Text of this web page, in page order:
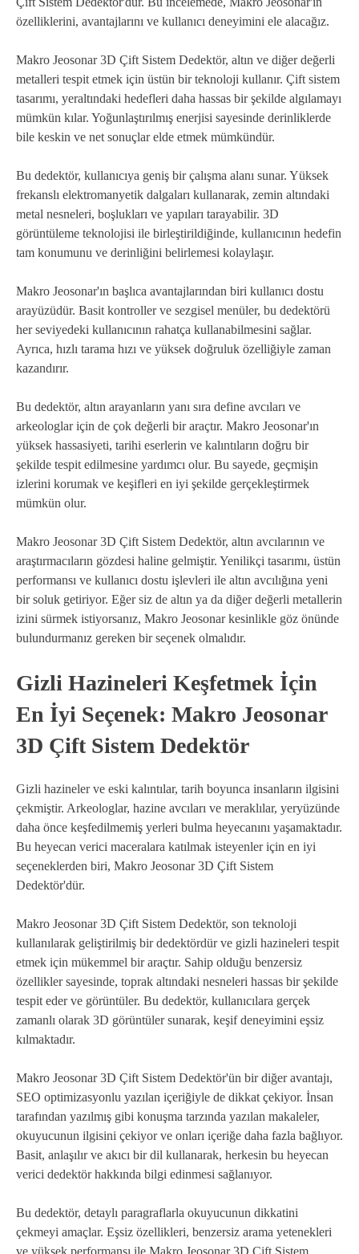
özelliklerini, avantajlarını ve kullanıcı deneyimini ele alacağız.
Makro Jeosonar 3D Çift Sistem Dedektör, altın ve diğer değerli
metalleri tespit etmek için üstün bir teknoloji kullanır. Çift sistem
tasarımı, yeraltındaki hedefleri daha hassas bir şekilde algılamayı
mümkün kılar. Yoğunlaştırılmış enerjisi sayesinde derinliklerde
bile keskin ve net sonuçlar elde etmek mümkündür.
Bu dedektör, kullanıcıya geniş bir çalışma alanı sunar. Yüksek
frekanslı elektromanyetik dalgaları kullanarak, zemin altındaki
metal nesneleri, boşlukları ve yapıları tarayabilir. 3D
görüntüleme teknolojisi ile birleştirildiğinde, kullanıcının hedefin
tam konumunu ve derinliğini belirlemesi kolaylaşır.
Makro Jeosonar'ın başlıca avantajlarından biri kullanıcı dostu
arayüzüdür. Basit kontroller ve sezgisel menüler, bu dedektörü
her seviyedeki kullanıcının rahatça kullanabilmesini sağlar.
Ayrıca, hızlı tarama hızı ve yüksek doğruluk özelliğiyle zaman
kazandırır.
Bu dedektör, altın arayanların yanı sıra define avcıları ve
arkeologlar için de çok değerli bir araçtır. Makro Jeosonar'ın
yüksek hassasiyeti, tarihi eserlerin ve kalıntıların doğru bir
şekilde tespit edilmesine yardımcı olur. Bu sayede, geçmişin
izlerini korumak ve keşifleri en iyi şekilde gerçekleştirmek
mümkün olur.
Makro Jeosonar 3D Çift Sistem Dedektör, altın avcılarının ve
araştırmacıların gözdesi haline gelmiştir. Yenilikçi tasarımı, üstün
performansı ve kullanıcı dostu işlevleri ile altın avcılığına yeni
bir soluk getiriyor. Eğer siz de altın ya da diğer değerli metallerin
izini sürmek istiyorsanız, Makro Jeosonar kesinlikle göz önünde
bulundurmanız gereken bir seçenek olmalıdır.
Gizli Hazineleri Keşfetmek İçin
En İyi Seçenek: Makro Jeosonar
3D Çift Sistem Dedektör
Gizli hazineler ve eski kalıntılar, tarih boyunca insanların ilgisini
çekmiştir. Arkeologlar, hazine avcıları ve meraklılar, yeryüzünde
daha önce keşfedilmemiş yerleri bulma heyecanını yaşamaktadır.
Bu heyecan verici maceralara katılmak isteyenler için en iyi
seçeneklerden biri, Makro Jeosonar 3D Çift Sistem
Dedektör'dür.
Makro Jeosonar 3D Çift Sistem Dedektör, son teknoloji
kullanılarak geliştirilmiş bir dedektördür ve gizli hazineleri tespit
etmek için mükemmel bir araçtır. Sahip olduğu benzersiz
özellikler sayesinde, toprak altındaki nesneleri hassas bir şekilde
tespit eder ve görüntüler. Bu dedektör, kullanıcılara gerçek
zamanlı olarak 3D görüntüler sunarak, keşif deneyimini eşsiz
kılmaktadır.
Makro Jeosonar 3D Çift Sistem Dedektör'ün bir diğer avantajı,
SEO optimizasyonlu yazılan içeriğiyle de dikkat çekiyor. İnsan
tarafından yazılmış gibi konuşma tarzında yazılan makaleler,
okuyucunun ilgisini çekiyor ve onları içeriğe daha fazla bağlıyor.
Basit, anlaşılır ve akıcı bir dil kullanarak, herkesin bu heyecan
verici dedektör hakkında bilgi edinmesi sağlanıyor.
Bu dedektör, detaylı paragraflarla okuyucunun dikkatini
çekmeyi amaçlar. Eşsiz özellikleri, benzersiz arama yetenekleri
ve yüksek performansı ile Makro Jeosonar 3D Çift Sistem